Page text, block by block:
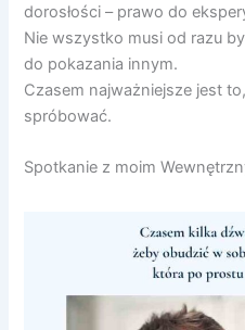
dorosłości – prawo do
Nie wszystko musi od razu
do pokazania innym.
Czasem najważniejsze jest
spróbować.
Spotkanie z moim